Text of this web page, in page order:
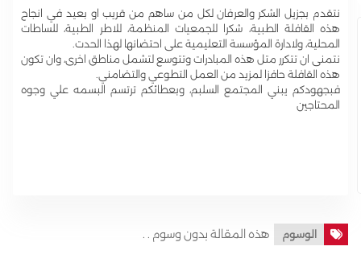
نتقدم بجزيل الشكر والعرفان لكل من ساهم من قريب او بعيد في انجاح
هذه القافلة الطبية، شكرا للجمعيات المنظمة، للاطر الطبية، للساطات
المحلية، ولادارة المؤسسة التعليمية على احتضانها لهذا الحدت.
نتمنى ان تتكرر متل هذه المبادرات وتتوسع لتشمل مناطق اخرى، وان تكون
هذه القافلة حافزا لمزيد من العمل التطوعي والتضامني.
فبجهودكم يبني المجتمع السلبم، وبعطائكم ترتسم البسمه علي وجوه
المحتاجين
الوسوم هذه المقالة بدون وسوم . .